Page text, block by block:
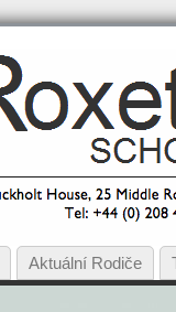
Aktuální Rodiče